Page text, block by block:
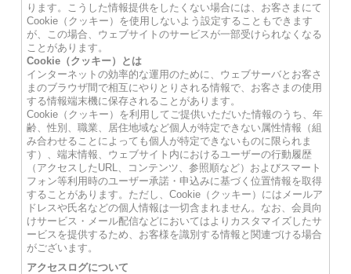
ります。こうした情報提供をしたくない場合には、お客さまにて
Cookie（クッキー）を使用しないよう設定することもできます
が、この場合、ウェブサイトのサービスが一部受けられなくなる
ことがあります。
Cookie（クッキー）とは
インターネットの効率的な運用のために、ウェブサーバとお客さ
まのブラウザ間で相互にやりとりされる情報で、お客さまの使用
する情報端末機に保存されることがあります。
Cookie（クッキー）を利用してご提供いただいた情報のうち、年
齢、性別、職業、居住地域など個人が特定できない属性情報（組
み合わせることによっても個人が特定できないものに限られま
す）、端末情報、ウェブサイト内におけるユーザーの行動履歴
（アクセスしたURL、コンテンツ、参照順など）およびスマート
フォン等利用時のユーザー承諾・申込みに基づく位置情報を取得
することがあります。ただし、Cookie（クッキー）にはメールア
ドレスや氏名などの個人情報は一切含まれません。なお、会員向
けサービス・メール配信などにおいてはよりカスタマイズしたサ
ービスを提供するため、お客様を識別する情報と関連づける場合
がございます。
アクセスログについて